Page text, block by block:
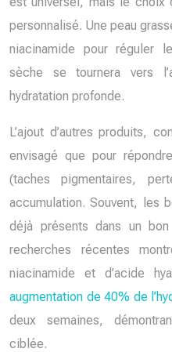
personnalisé. Une peau
niacinamide pour réguler
sèche se tournera vers
hydratation profonde.
L’ajout d’autres produits,
envisagé que pour
(taches pigmentaires,
accumulation. Souvent, les
déjà présents dans un
recherches récentes
niacinamide et d’acide
augmentation de 40% de
deux semaines,
ciblée.